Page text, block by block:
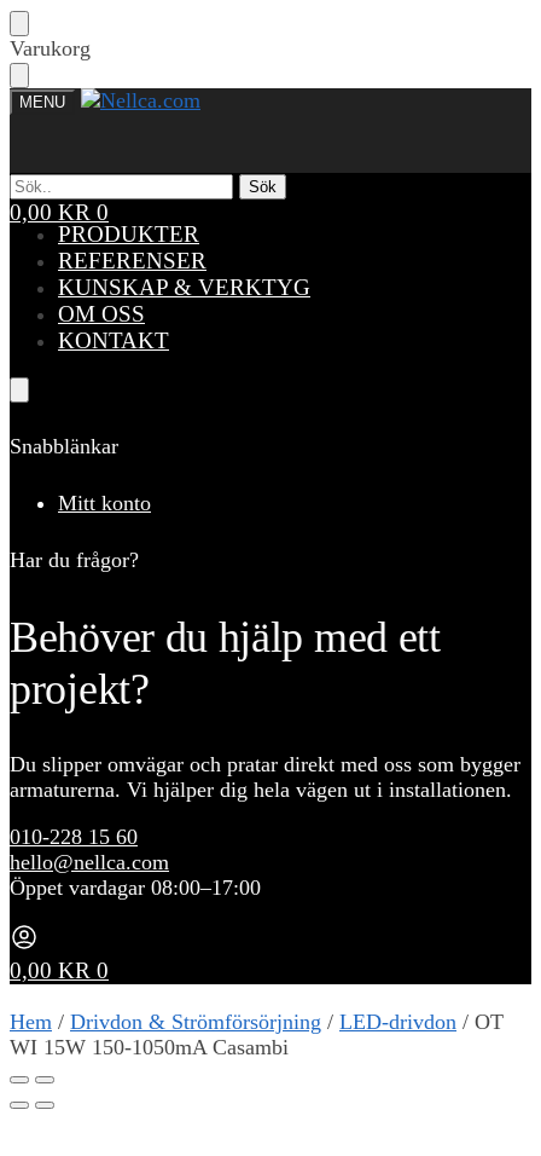
Skip
to
navigation
Skip
to
content
Varukorg
MENU
Sök
efter:
Sök
0,00 KR 0
Sök
efter:
Sök
PRODUKTER
REFERENSER
KUNSKAP & VERKTYG
OM OSS
KONTAKT
Snabblänkar
Mitt konto
Har du frågor?
Behöver du hjälp med ett
projekt?
Du slipper omvägar och pratar direkt med oss som bygger
armaturerna. Vi hjälper dig hela vägen ut i installationen.
010-228 15 60
hello@nellca.com
Öppet vardagar 08:00–17:00
0,00 KR 0
Hem / Drivdon & Strömförsörjning / LED-drivdon / OT
WI 15W 150-1050mA Casambi